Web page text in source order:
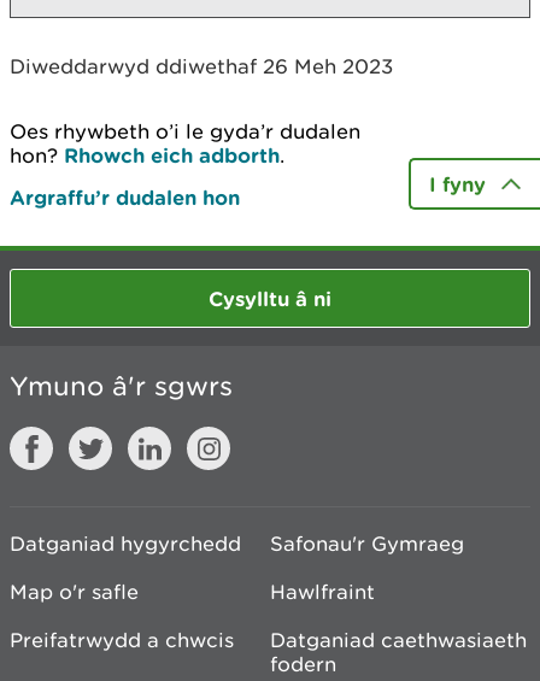
Diweddarwyd ddiwethaf 26 Meh 2023
Oes rhywbeth o’i le gyda’r dudalen
hon? Rhowch eich adborth.
Argraffu’r dudalen hon
I fyny
Cysylltu â ni
Ymuno â'r sgwrs
Datganiad hygyrchedd
Safonau'r Gymraeg
Map o'r safle
Hawlfraint
Preifatrwydd a chwcis
Datganiad caethwasiaeth
fodern